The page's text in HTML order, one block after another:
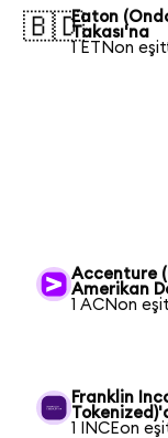
🇧🇩Eaton
Takası'na
1 ETNon
Accenture
Amerikan
1 ACNon
Franklin
1 INCEon